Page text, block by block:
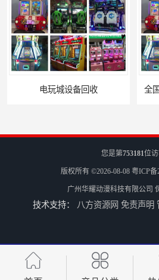
电玩城设备回收 全
您是第753181位
版权所有 ©2026-08-08 粤ICP备
广州华耀动漫科技有限公司
技术支持： 八方资源网 免责声明